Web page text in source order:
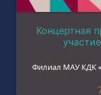
Концертная
Филиал МАУ КДК